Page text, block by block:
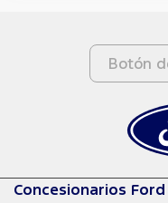
Botón
Concesionarios Ford